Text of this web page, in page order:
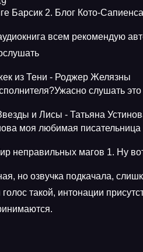
Барсик 2. Блог Кото-
всем рекомендую
из Тени - Роджер Желязны
слушать
и Лисы - Татьяна
моя любимая писательница
неправильных магов 1. Ну
но озвучка подкачала,
такой, интонации